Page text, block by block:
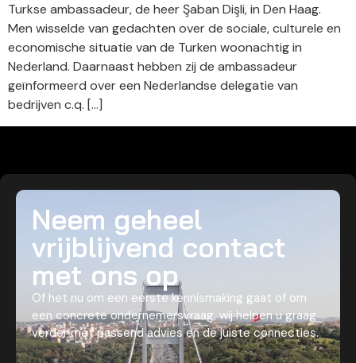
Turkse ambassadeur, de heer Şaban Dişli, in Den Haag.
Men wisselde van gedachten over de sociale, culturele en
economische situatie van de Turken woonachtig in
Nederland. Daarnaast hebben zij de ambassadeur
geïnformeerd over een Nederlandse delegatie van
bedrijven c.q. […]
Neem geheel
vrijblijvend contact
met ons op
Of het nu om een eerste kennismaking gaat of om
een concrete ondernemersvraag, wij helpen u graag
verder met passend advies en de juiste connecties.